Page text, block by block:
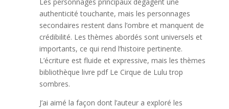
authenticité touchante, mais les personnages
secondaires restent dans l’ombre et manquent de
crédibilité. Les thèmes abordés sont universels et
importants, ce qui rend l’histoire pertinente.
L’écriture est fluide et expressive, mais les thèmes
bibliothèque livre pdf Le Cirque de Lulu trop
sombres.
J’ai aimé la façon dont l’auteur a exploré les